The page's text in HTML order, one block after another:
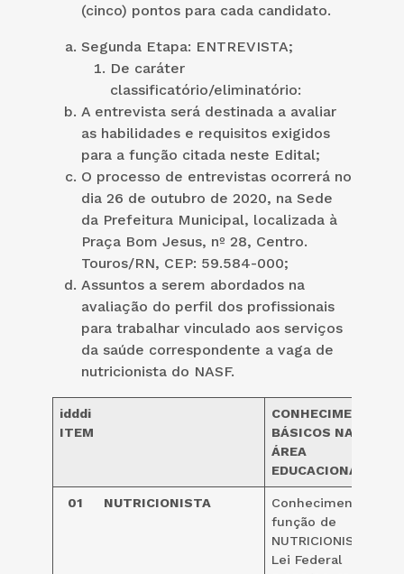
(cinco) pontos para cada candidato.
Segunda Etapa: ENTREVISTA;
De caráter
classificatório/eliminatório:
A entrevista será destinada a avaliar
as habilidades e requisitos exigidos
para a função citada neste Edital;
O processo de entrevistas ocorrerá no
dia 26 de outubro de 2020, na Sede
da Prefeitura Municipal, localizada à
Praça Bom Jesus, nº 28, Centro.
Touros/RN, CEP: 59.584-000;
Assuntos a serem abordados na
avaliação do perfil dos profissionais
para trabalhar vinculado aos serviços
da saúde correspondente a vaga de
nutricionista do NASF.
idddi
ITEM
CONHECIMENTOS
BÁSICOS NA
ÁREA
EDUCACIONAL
01 NUTRICIONISTA
Conhecimento da
função de
NUTRICIONISTA
Lei Federal